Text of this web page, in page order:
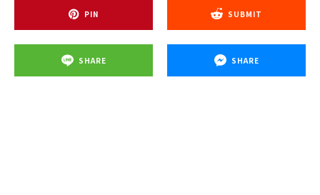
PIN SUBMIT
SHARE SHARE